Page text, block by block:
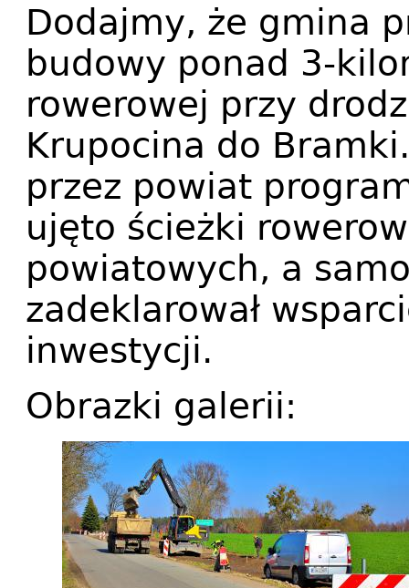
Dodajmy, że gmina
budowy ponad 3-
rowerowej przy
Krupocina do
przez powiat
ujęto ścieżki
powiatowych, a
zadeklarował
inwestycji.
Obrazki galerii: